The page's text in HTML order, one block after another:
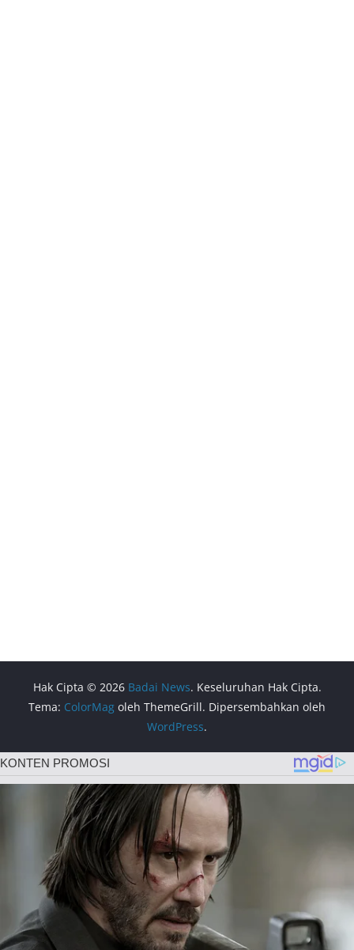
Hak Cipta © 2026 Badai News. Keseluruhan Hak Cipta.
Tema: ColorMag oleh ThemeGrill. Dipersembahkan oleh
WordPress.